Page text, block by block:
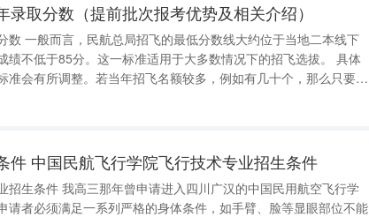
取分数（提前批次报考优势及相关介绍）
数 一般而言，民航总局招飞的最低分数线大约位于当地二本线下
不低于85分。这一标准适用于大多数情况下的招飞选拔。 具体
准会有所调整。若当年招飞名额较多，例如有几十个，那么只要高
成绩超过90分，基本上就能满足报名条件。这样的成绩在竞争激
件 中国民航飞行学院飞行技术专业招生条件
招生条件 我高三那年曾申请进入四川广汉的中国民用航空飞行学
请者必须满足一系列严格的身体条件，如手臂、脸等显眼部位不能